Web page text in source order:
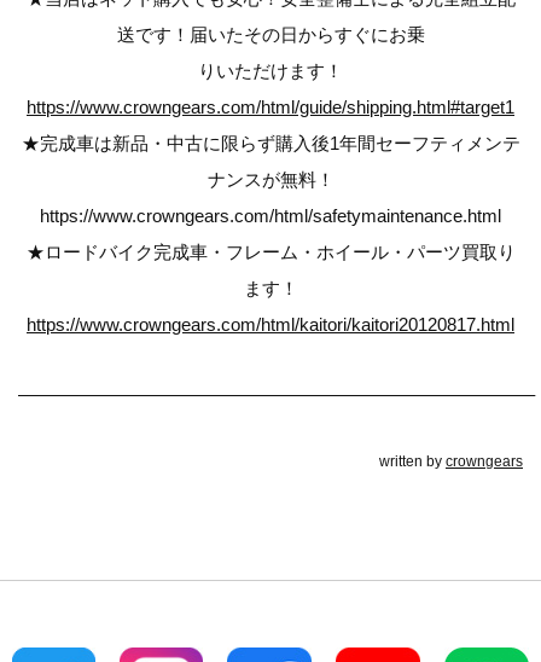
送です！届いたその日からすぐにお乗
りいただけます！
https://www.crowngears.com/html/guide/shipping.html#target1
★完成車は新品・中古に限らず購入後1年間セーフティメンテ
ナンスが無料！
https://www.crowngears.com/html/safetymaintenance.html
★ロードバイク完成車・フレーム・ホイール・パーツ買取り
ます！
https://www.crowngears.com/html/kaitori/kaitori20120817.html
————————————————————————————–
written by crowngears